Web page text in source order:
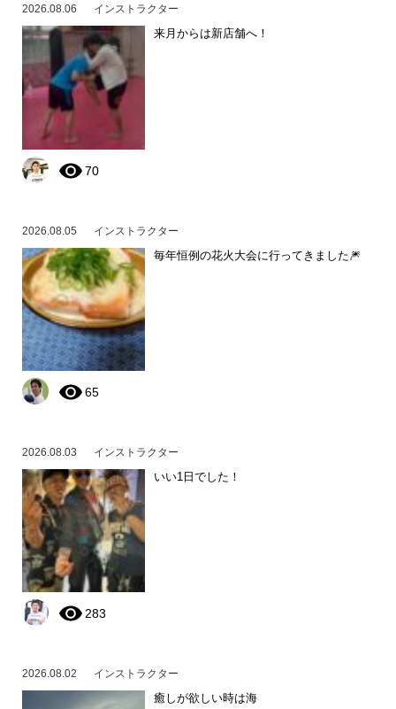
2026.08.06 インストラクター
来月からは新店舗へ！
70
2026.08.05 インストラクター
毎年恒例の花火大会に行ってきました🎆
65
2026.08.03 インストラクター
いい1日でした！
283
2026.08.02 インストラクター
癒しが欲しい時は海